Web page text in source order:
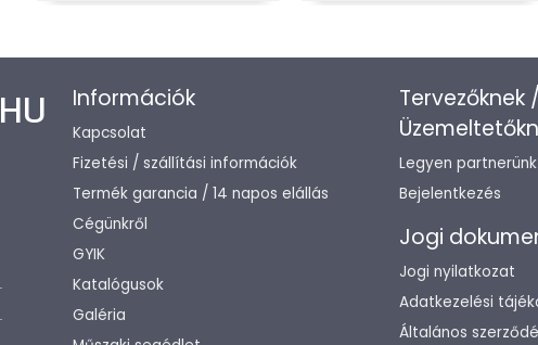
HU Információk
Kapcsolat
Fizetési / szállítási információk
Termék garancia / 14 napos elállás
Cégünkről
GYIK
Katalógusok
Galéria
Tervezőknek
Legyen partnerünk
Bejelentkezés
Jogi
Jogi nyilatkozat
Adatkezelési
Általános